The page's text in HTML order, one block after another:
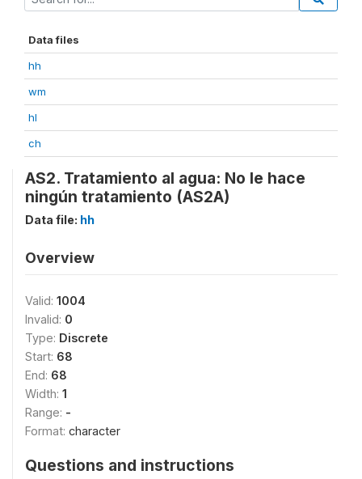
Data files
hh
wm
hl
ch
AS2. Tratamiento al agua: No le hace
ningún tratamiento (AS2A)
Data file: hh
Overview
Valid: 1004
Invalid: 0
Type: Discrete
Start: 68
End: 68
Width: 1
Range: -
Format: character
Questions and instructions